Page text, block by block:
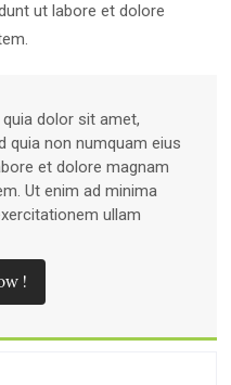
ut labore et dolore
dolor sit amet,
quia non numquam eius
et dolore magnam
Ut enim ad minima
ullam
!